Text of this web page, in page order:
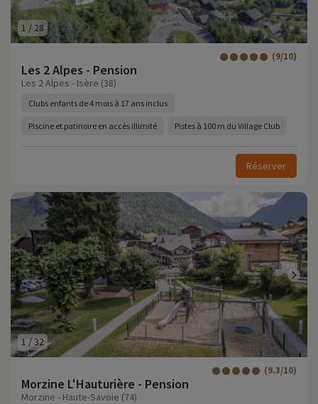
1 / 28
Les 2 Alpes - Pension
(9/10)
Les 2 Alpes - Isère (38)
Clubs enfants de 4 mois à 17 ans inclus
Piscine et patinoire en accès illimité Pistes à 100 m du Village Club
Réserver
1 /32
Morzine L'Hauturière - Pension
(9.3/10)
Morzine - Haute-Savoie (74)